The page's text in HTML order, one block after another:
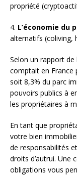
propriété
4. L’économie du
alternatifs (coliving,
Selon un rapport de
comptait en France
soit 8,3% du parc
pouvoirs publics à
les propriétaires à
En tant que
votre bien
de responsabilités
droits d’autrui. Une
obligations vous